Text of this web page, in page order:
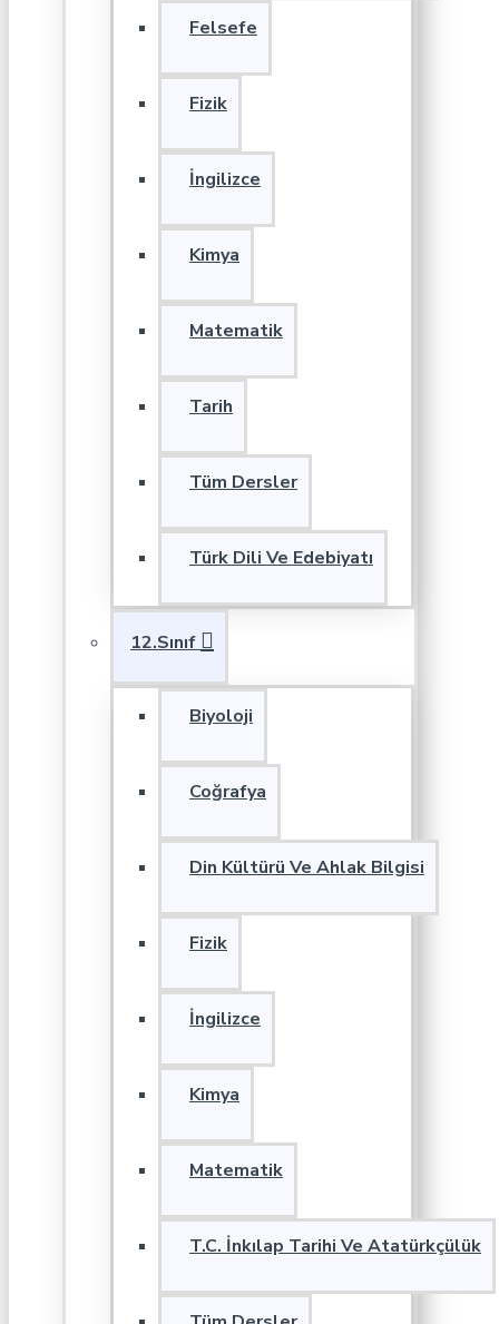
Felsefe
Fizik
İngilizce
Kimya
Matematik
Tarih
Tüm Dersler
Türk Dili Ve Edebiyatı
12.Sınıf
Biyoloji
Coğrafya
Din Kültürü Ve Ahlak Bilgisi
Fizik
İngilizce
Kimya
Matematik
T.C. İnkılap Tarihi Ve Atatürkçülük